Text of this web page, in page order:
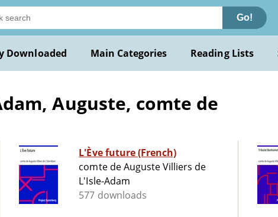
Go!
Downloaded Main Categories Reading Lists
Auguste, comte de
L'Ève future (French)
comte de Auguste Villiers de
L'Isle-Adam
577 downloads